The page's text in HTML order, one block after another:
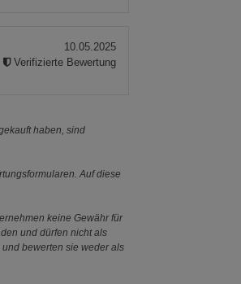
10.05.2025
Verifizierte Bewertung
haben, sind
Auf diese
keine Gewähr für
und dürfen nicht als
bewerten sie weder als